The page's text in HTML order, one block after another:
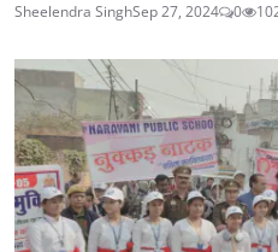
Sheelendra SinghSep 27, 2024 0